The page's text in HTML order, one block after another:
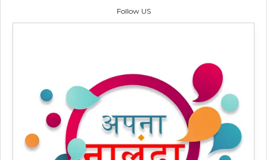
Follow US